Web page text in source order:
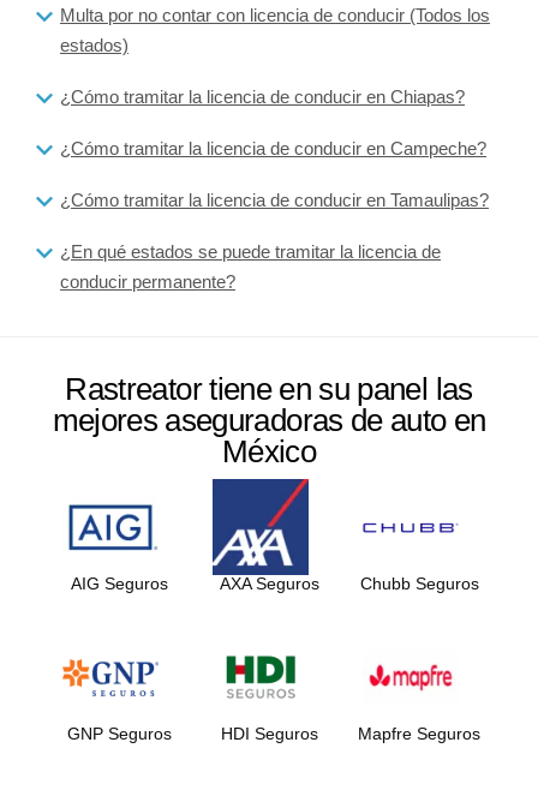
Multa por no contar con licencia de conducir (Todos los
estados)
¿Cómo tramitar la licencia de conducir en Chiapas?
¿Cómo tramitar la licencia de conducir en Campeche?
¿Cómo tramitar la licencia de conducir en Tamaulipas?
¿En qué estados se puede tramitar la licencia de
conducir permanente?
Rastreator tiene en su panel las
mejores aseguradoras de auto en
México
AIG Seguros AXA Seguros Chubb Seguros
GNP Seguros HDI Seguros Mapfre Seguros